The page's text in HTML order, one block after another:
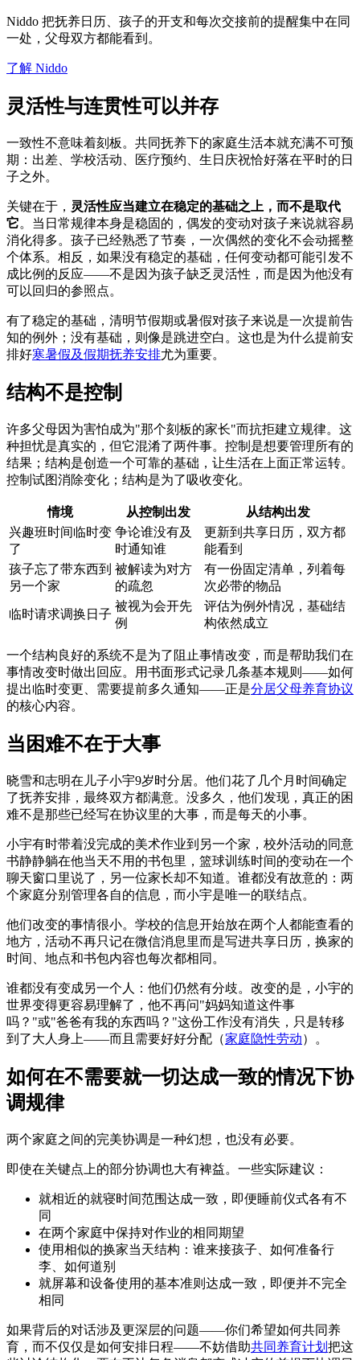
Niddo 把抚养日历、孩子的开支和每次交接前的提醒集中在同
一处，父母双方都能看到。
了解 Niddo
灵活性与连贯性可以并存
一致性不意味着刻板。共同抚养下的家庭生活本就充满不可预
期：出差、学校活动、医疗预约、生日庆祝恰好落在平时的日
子之外。
关键在于， 灵活性应当建立在稳定的基础之上，而不是取代
它。当日常规律本身是稳固的，偶发的变动对孩子来说就容易
消化得多。孩子已经熟悉了节奏，一次偶然的变化不会动摇整
个体系。相反，如果没有稳定的基础，任何变动都可能引发不
成比例的反应——不是因为孩子缺乏灵活性，而是因为他没有
可以回归的参照点。
有了稳定的基础，清明节假期或暑假对孩子来说是一次提前告
知的例外；没有基础，则像是跳进空白。这也是为什么提前安
排好寒暑假及假期抚养安排尤为重要。
结构不是控制
许多父母因为害怕成为"那个刻板的家长"而抗拒建立规律。这
种担忧是真实的，但它混淆了两件事。控制是想要管理所有的
结果；结构是创造一个可靠的基础，让生活在上面正常运转。
控制试图消除变化；结构是为了吸收变化。
情境 从控制出发
从结构出发
兴趣班时间临时变
了
争论谁没有及
时通知谁
更新到共享日历，双方都
能看到
孩子忘了带东西到
另一个家
被解读为对方
的疏忽
有一份固定清单，列着每
次必带的物品
临时请求调换日子
被视为会开先
例
评估为例外情况，基础结
构依然成立
一个结构良好的系统不是为了阻止事情改变，而是帮助我们在
事情改变时做出回应。用书面形式记录几条基本规则——如何
提出临时变更、需要提前多久通知——正是分居父母养育协议
的核心内容。
当困难不在于大事
晓雪和志明在儿子小宇9岁时分居。他们花了几个月时间确定
了抚养安排，最终双方都满意。没多久，他们发现，真正的困
难不是那些已经写在协议里的大事，而是每天的小事。
小宇有时带着没完成的美术作业到另一个家，校外活动的同意
书静静躺在他当天不用的书包里，篮球训练时间的变动在一个
聊天窗口里说了，另一位家长却不知道。谁都没有故意的：两
个家庭分别管理各自的信息，而小宇是唯一的联结点。
他们改变的事情很小。学校的信息开始放在两个人都能查看的
地方，活动不再只记在微信消息里而是写进共享日历，换家的
时间、地点和书包内容也每次都相同。
谁都没有变成另一个人：他们仍然有分歧。改变的是，小宇的
世界变得更容易理解了，他不再问"妈妈知道这件事
吗？"或"爸爸有我的东西吗？"这份工作没有消失，只是转移
到了大人身上——而且需要好好分配（家庭隐性劳动）。
如何在不需要就一切达成一致的情况下协
调规律
两个家庭之间的完美协调是一种幻想，也没有必要。
即使在关键点上的部分协调也大有裨益。一些实际建议：
就相近的就寝时间范围达成一致，即便睡前仪式各有不
同
在两个家庭中保持对作业的相同期望
使用相似的换家当天结构：谁来接孩子、如何准备行
李、如何道别
就屏幕和设备使用的基本准则达成一致，即便并不完全
相同
如果背后的对话涉及更深层的问题——你们希望如何共同养
育，而不仅仅是如何安排日程——不妨借助共同养育计划 把这